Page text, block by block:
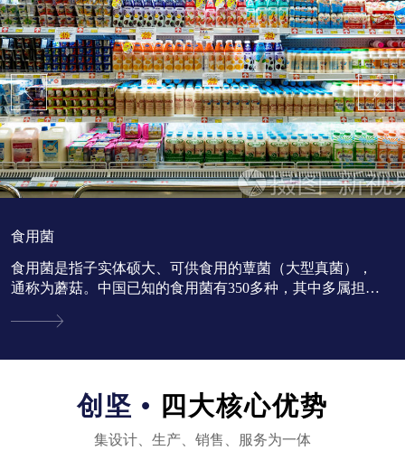
食用菌
食用菌是指子实体硕大、可供食用的蕈菌（大型真菌），
通称为蘑菇。中国已知的食用菌有350多种，其中多属担子
创坚 • 四大核心优势
集设计、生产、销售、服务为一体